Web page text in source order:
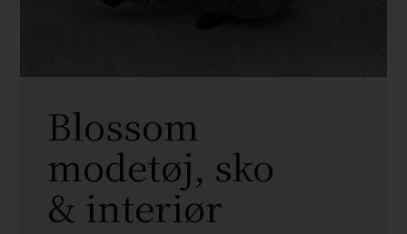
Blossom
modetøj, sko
& interiør